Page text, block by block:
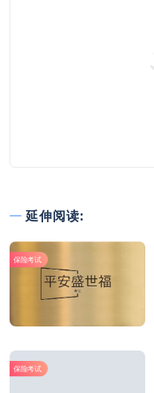
延伸阅读:
保险考试
保险考试